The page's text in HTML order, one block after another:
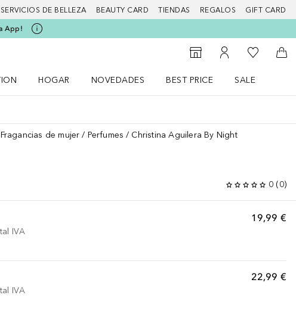
SERVICIOS DE BELLEZA BEAUTY CARD TIENDAS REGALOS GIFT CARD
App!
Al Storefinder
Mi cuenta
Mi lista de
A
HOGAR
NOVEDADES
BEST PRICE
SALE
Fragancias de mujer Perfumes Christina Aguilera By Night
0 (0)
19,99 €
IVA
22,99 €
IVA